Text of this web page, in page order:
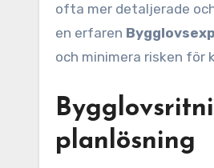
ofta mer detaljerade
en erfaren
och minimera risken för
planlösning